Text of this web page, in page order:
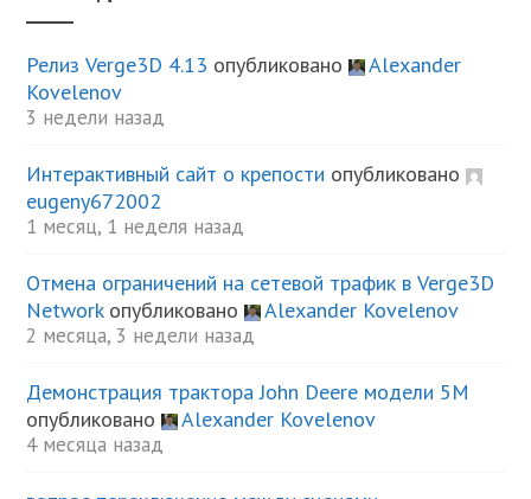
Релиз Verge3D 4.13 опубликовано
Alexander
Kovelenov
3 недели назад
Интерактивный сайт о крепости опубликовано
eugeny672002
1 месяц, 1 неделя назад
Отмена ограничений на сетевой трафик в Verge3D
Networkопубликовано Alexander Kovelenov
2 месяца, 3 недели назад
Демонстрация трактора John Deere модели 5М
опубликовано
Alexander Kovelenov
4 месяца назад